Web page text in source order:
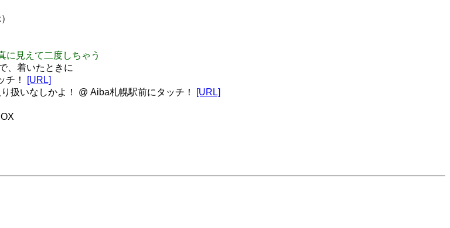
に見えて二度しちゃう
、着いたときに
チ！ [URL]
扱いなしかよ！ @ Aiba札幌駅前にタッチ！ [URL]